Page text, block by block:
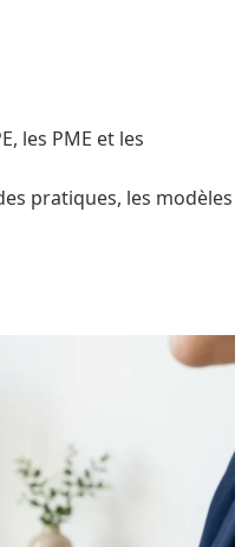
les PME et les
pratiques, les modèles